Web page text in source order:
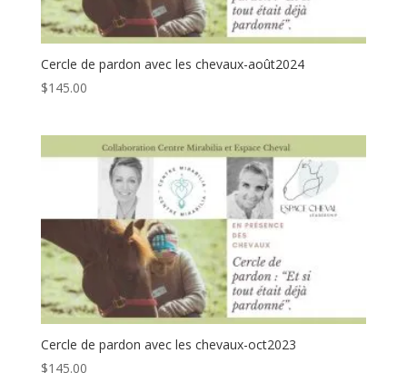
Cercle de pardon avec les chevaux-août2024
$145.00
Cercle de pardon avec les chevaux-oct2023
$145.00